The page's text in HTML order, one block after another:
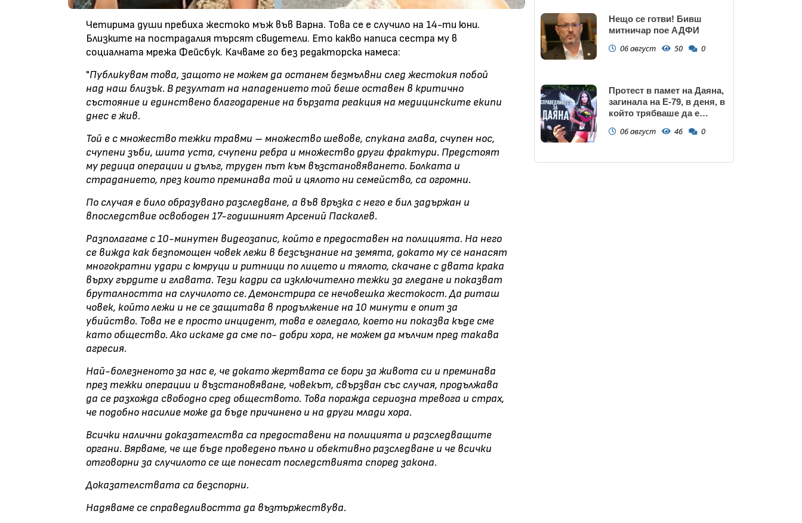
Четирима души пребиха жестоко мъж във Варна. Това се е случило на 14-ти юни.
Близките на пострадалия търсят свидетели. Ето какво написа сестра му в
социалната мрежа Фейсбук. Качваме го без редакторска намеса:
"Публикувам това, защото не можем да останем безмълвни след жестокия побой
над наш близък. В резултат на нападението той беше оставен в критично
състояние и единствено благодарение на бързата реакция на медицинските екипи
днес е жив.
Той е с множество тежки травми – множество шевове, спукана глава, счупен нос,
счупени зъби, шита уста, счупени ребра и множество други фрактури. Предстоят
му редица операции и дълъг, труден път към възстановяването. Болката и
страданието, през които преминава той и цялото ни семейство, са огромни.
По случая е било образувано разследване, а във връзка с него е бил задържан и
впоследствие освободен 17-годишният Арсений Паскалев.
Разполагаме с 10-минутен видеозапис, който е предоставен на полицията. На него
се вижда как безпомощен човек лежи в безсъзнание на земята, докато му се нанасят
многократни удари с юмруци и ритници по лицето и тялото, скачане с двата крака
върху гърдите и главата. Тези кадри са изключително тежки за гледане и показват
бруталността на случилото се. Демонстрира се нечовешка жестокост. Да риташ
човек, който лежи и не се защитава в продължение на 10 минути е опит за
убийство. Това не е просто инцидент, това е огледало, което ни показва къде сме
като общество. Ако искаме да сме по- добри хора, не можем да мълчим пред такава
агресия.
Най-болезненото за нас е, че докато жертвата се бори за живота си и преминава
през тежки операции и възстановяване, човекът, свързван със случая, продължава
да се разхожда свободно сред обществото. Това поражда сериозна тревога и страх,
че подобно насилие може да бъде причинено и на други млади хора.
Всички налични доказателства са предоставени на полицията и разследващите
органи. Вярваме, че ще бъде проведено пълно и обективно разследване и че всички
отговорни за случилото се ще понесат последствията според закона.
Доказателствата са безспорни.
Надяваме се справедливостта да възтържествува.
Нещо се готви! Бивш
митничар пое АДФИ
06 август 50 0
Протест в памет на Даяна,
загинала на Е-79, в деня, в
който трябваше да е
06 август 46 0